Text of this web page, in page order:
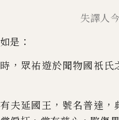
失譯人
是 ：
， 眾祐遊於聞物國祇氏
夫延國王 ， 號名普達 ，